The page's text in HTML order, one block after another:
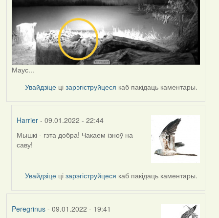
Маус...
Увайдзіце цізарэгіструйцеся каб пакідаць каментары.
Harrier - 09.01.2022 - 22:44
In
reply
Peregrinus
Мышкі - гэта добра! Чакаем ізноў на
саву!
Увайдзіце цізарэгіструйцеся каб пакідаць каментары.
Peregrinus- 09.01.2022 - 19:41